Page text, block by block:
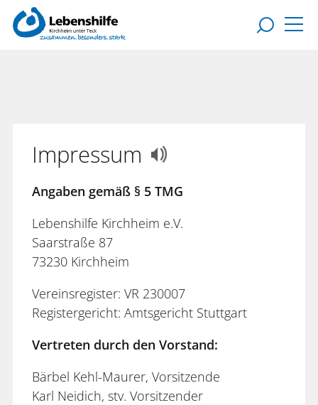
Impressum
Angaben gemäß § 5 TMG
Lebenshilfe Kirchheim e.V.
Saarstraße 87
73230 Kirchheim
Vereinsregister: VR 230007
Registergericht: Amtsgericht Stuttgart
Vertreten durch den Vorstand:
Bärbel Kehl-Maurer, Vorsitzende
Karl Neidich, stv. Vorsitzender